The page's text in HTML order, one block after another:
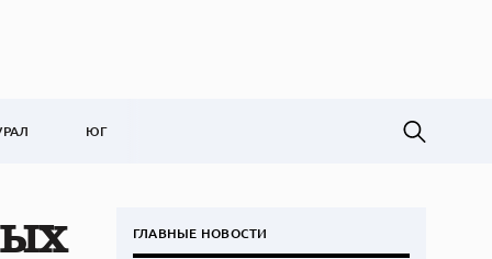
ЮГ
ГЛАВНЫЕ НОВОСТИ